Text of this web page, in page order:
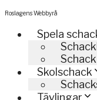
Roslagens Webbyrå
Spela
Skolschack
Tävlingar